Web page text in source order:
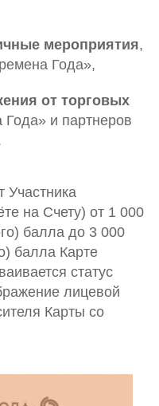
мероприятия,
Года»,
от торговых
и партнеров
Участника
на Счету) от 1 000
балла до 3 000
балла Карте
статус
лицевой
Карты со